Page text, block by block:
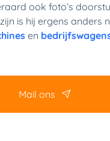
ook foto’s
is hij ergens anders
en
Mail ons